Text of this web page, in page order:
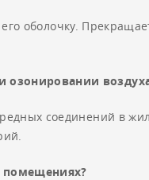
оболочку.
соединений в
помещениях?